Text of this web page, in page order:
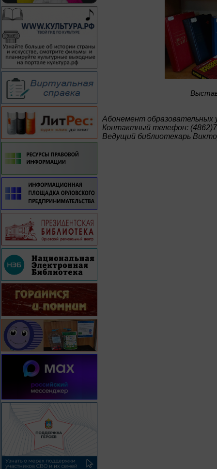
Абонемент образовательных
Контактный телефон:
Ведущий библиотекарь